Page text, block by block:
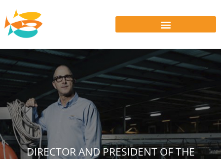
DIRECTOR AND PRESIDENT OF THE